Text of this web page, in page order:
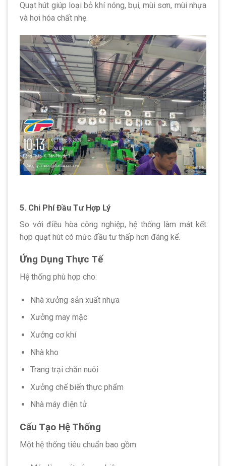
Quạt hút giúp loại bỏ khí nóng, bụi, mùi sơn, mùi nhựa
và hơi hóa chất nhẹ.
5. Chi Phí Đầu Tư Hợp Lý
So với điều hòa công nghiệp, hệ thống làm mát kết
hợp quạt hút có mức đầu tư thấp hơn đáng kể.
Ứng Dụng Thực Tế
Hệ thống phù hợp cho:
Nhà xưởng sản xuất nhựa
Xưởng may mặc
Xưởng cơ khí
Nhà kho
Trang trại chăn nuôi
Xưởng chế biến thực phẩm
Nhà máy điện tử
Cấu Tạo Hệ Thống
Một hệ thống tiêu chuẩn bao gồm: